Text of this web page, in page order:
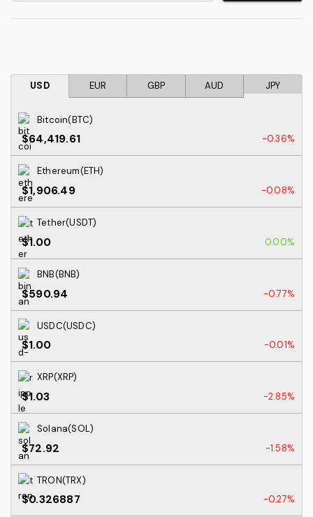
USD EUR GBP AUD JPY
Bitcoin(BTC)
$64,419.61 -0.36%
Ethereum(ETH)
$1,906.49 -0.08%
Tether(USDT)
$1.00 0.00%
BNB(BNB)
$590.94 -0.77%
USDC(USDC)
$1.00 -0.01%
XRP(XRP)
$1.03 -2.85%
Solana(SOL)
$72.92 -1.58%
TRON(TRX)
$0.326887 -0.27%